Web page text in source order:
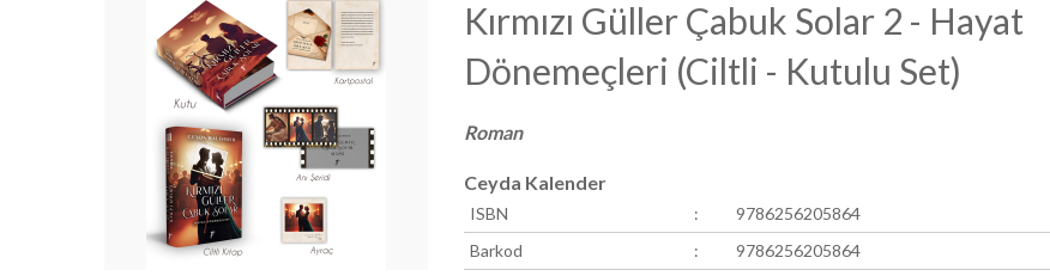
Kırmızı Güller Çabuk Solar 2 - Hayat
Dönemeçleri (Ciltli - Kutulu Set)
Roman
Ceyda Kalender
ISBN :
9786256205864
Barkod
:
9786256205864